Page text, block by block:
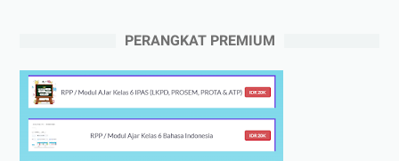
PERANGKAT PREMIUM